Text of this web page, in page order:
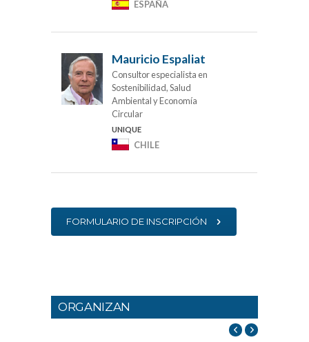
ESPAÑA
Mauricio Espaliat
Consultor especialista en
Sostenibilidad, Salud
Ambiental y Economía
Circular
UNIQUE
CHILE
FORMULARIO DE INSCRIPCIÓN
ORGANIZAN